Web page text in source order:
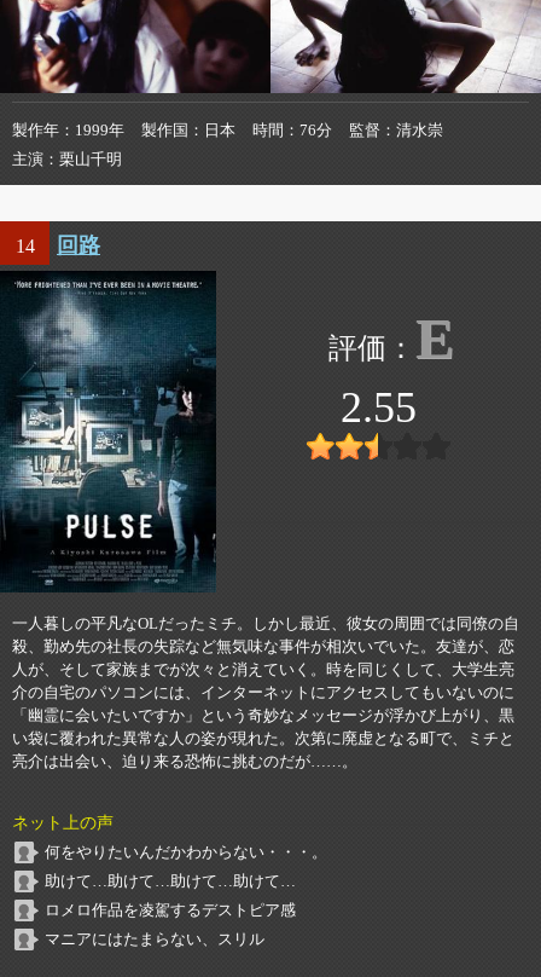
製作年 1999年 製作国 日本 時間 76分 監督
清水崇
主演
栗山千明
14 回路
E
2.55
一人暮しの平凡なOLだったミチ。しかし最近、彼女の周囲では同僚の自
殺、勤め先の社長の失踪など無気味な事件が相次いでいた。友達が、恋
人が、そして家族までが次々と消えていく。時を同じくして、大学生亮
介の自宅のパソコンには、インターネットにアクセスしてもいないのに
「幽霊に会いたいですか」という奇妙なメッセージが浮かび上がり、黒
い袋に覆われた異常な人の姿が現れた。次第に廃虚となる町で、ミチと
亮介は出会い、迫り来る恐怖に挑むのだが……。
ネット上の声
何をやりたいんだかわからない・・・。
助けて…助けて…助けて…助けて…
ロメロ作品を凌駕するデストピア感
マニアにはたまらない、スリル